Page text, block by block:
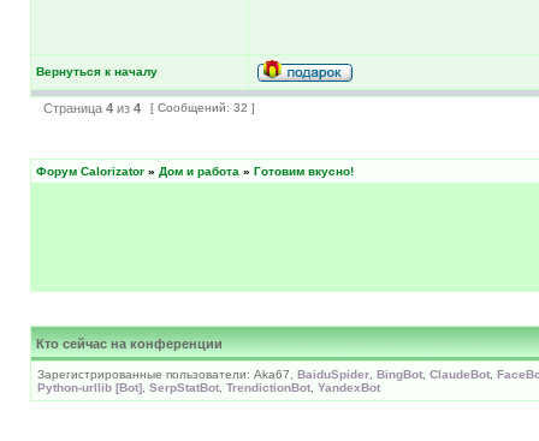
Вернуться к началу
Страница 4 из 4 [ Сообщений: 32 ]
Форум Calorizator » Дом и работа » Готовим вкусно!
Кто сейчас на конференции
Зарегистрированные пользователи: Aka67, BaiduSpider BingBot ClaudeBot
Python-urllib [Bot] SerpStatBot TrendictionBot YandexBot